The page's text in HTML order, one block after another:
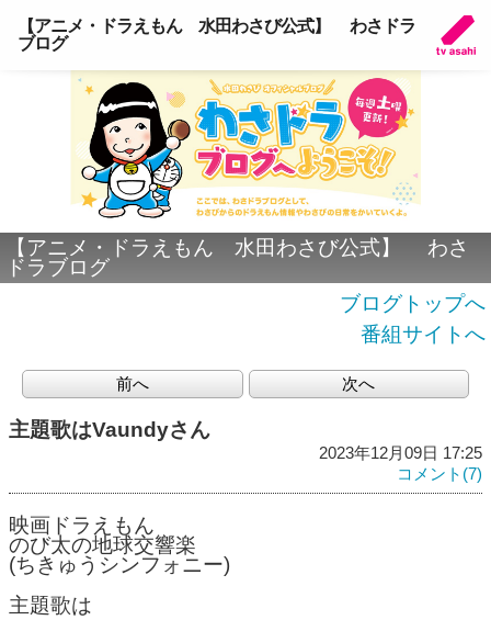
【アニメ・ドラえもん 水田わさび公式】 わさドラ
ブログ
【アニメ・ドラえもん 水田わさび公式】 わさ
ドラブログ
ブログトップへ
番組サイトへ
前へ 次へ
主題歌はVaundyさん
2023年12月09日 17:25
コメント(7)
映画ドラえもん
のび太の地球交響楽
(ちきゅうシンフォニー)
主題歌は